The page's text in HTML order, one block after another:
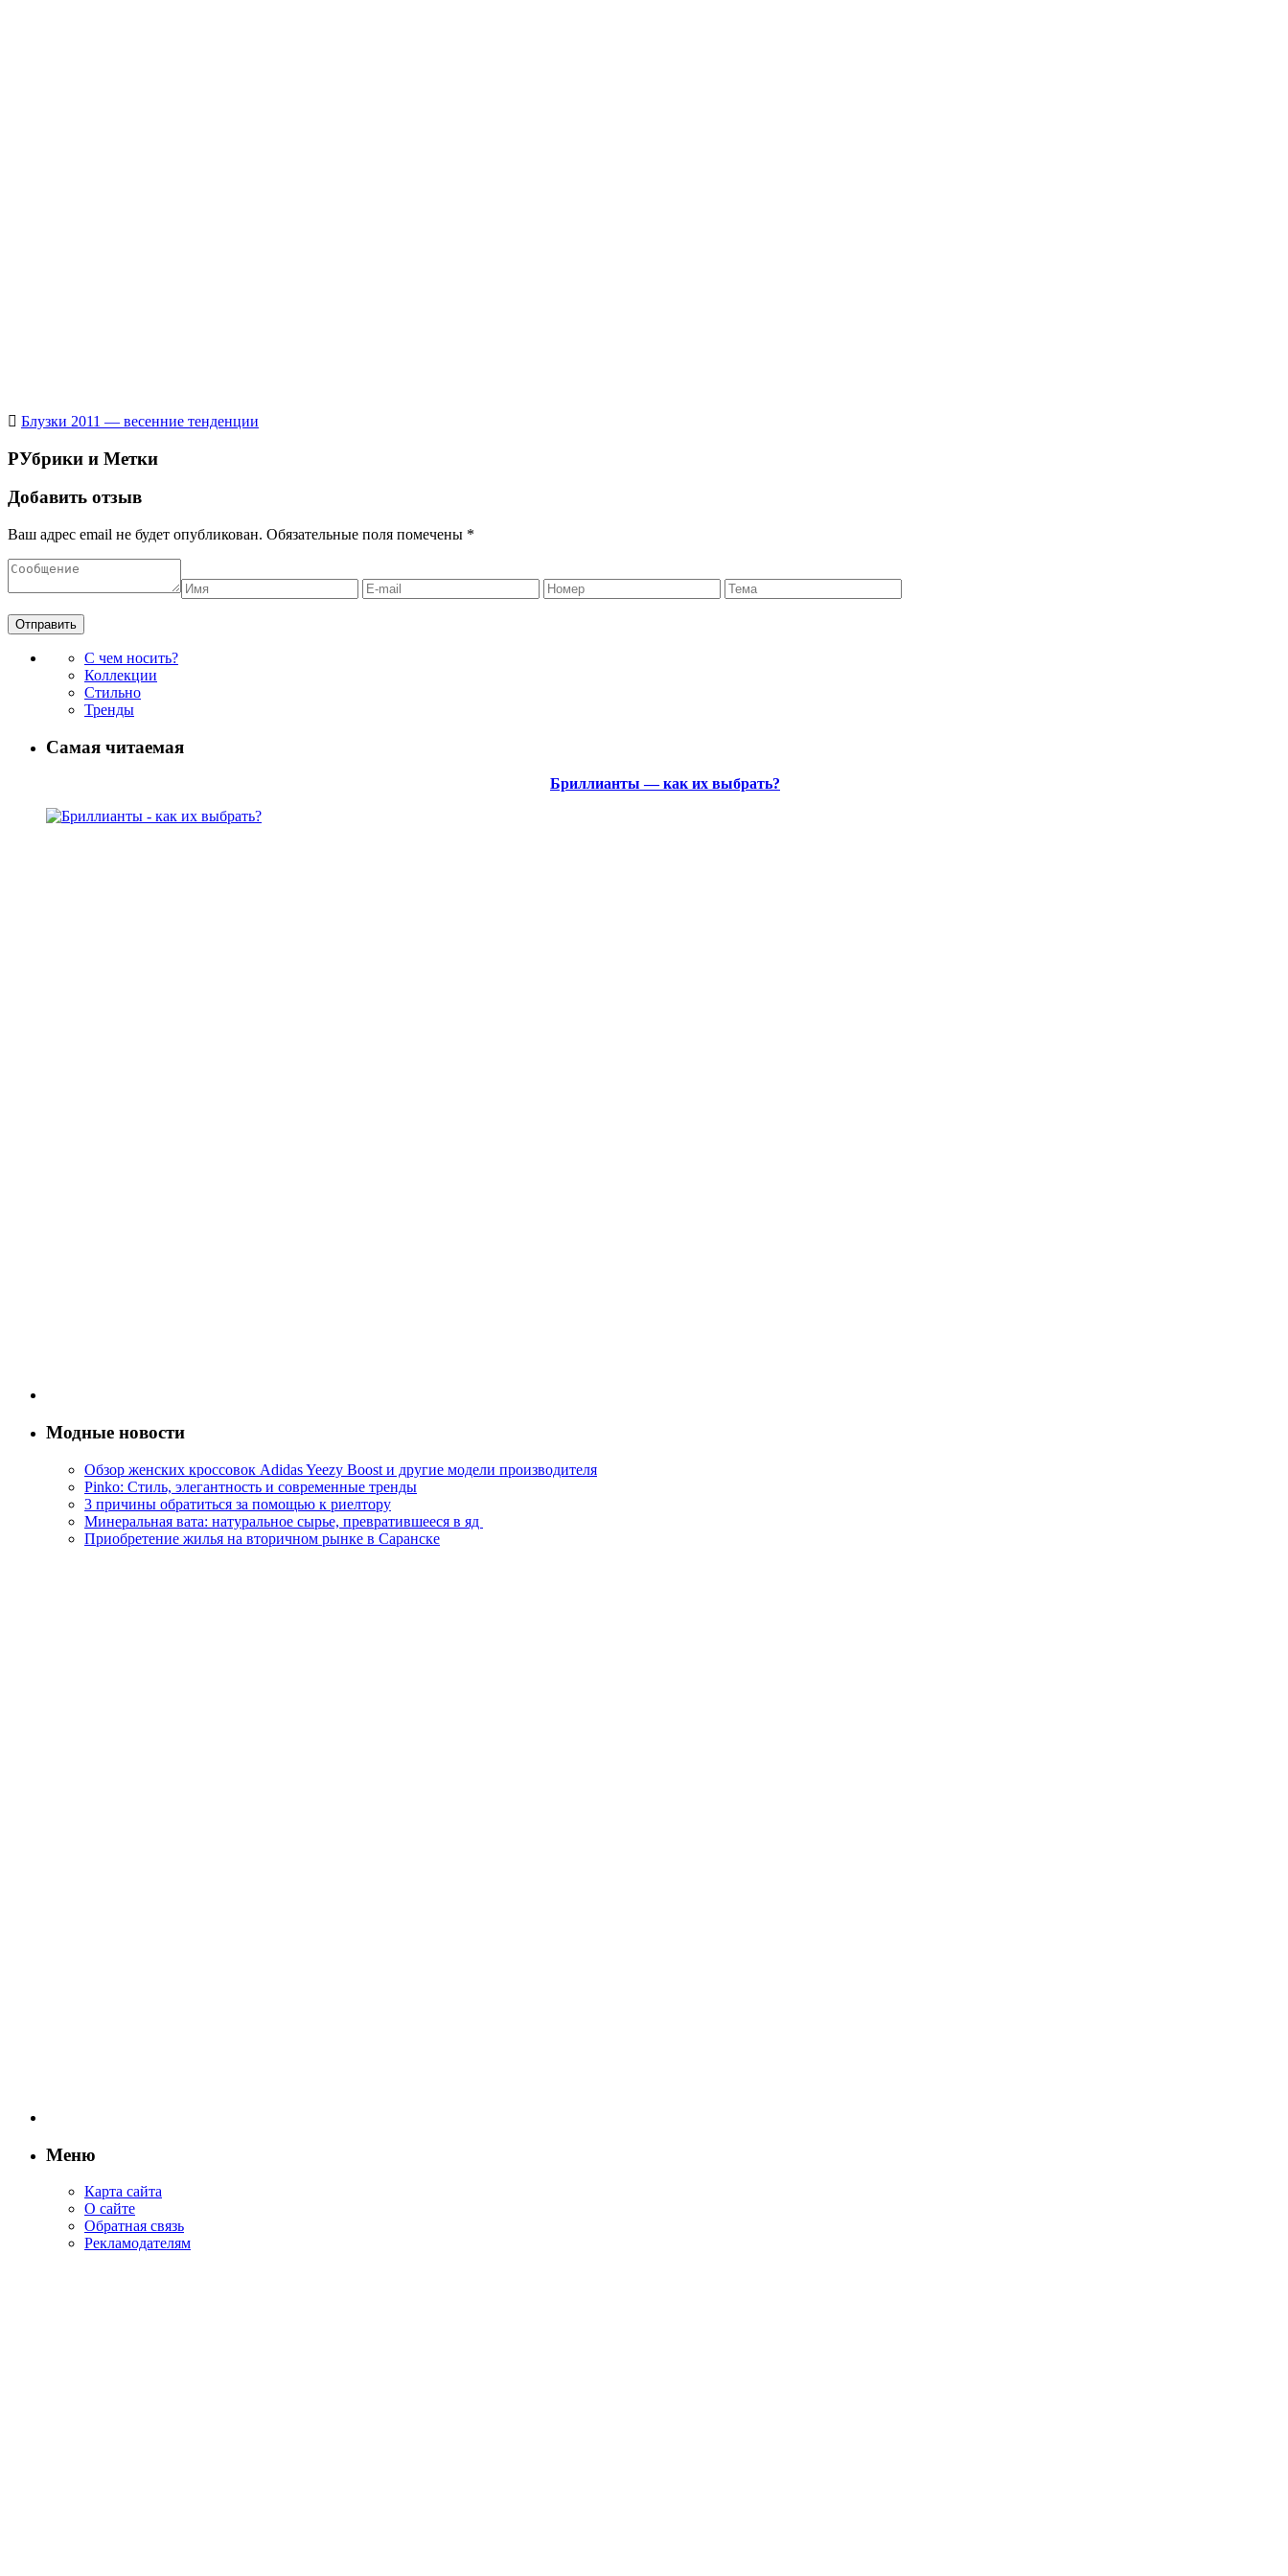
Блузки 2011 — весенние тенденции
РУбрики и Метки
Добавить отзыв
Ваш адрес email не будет опубликован. Обязательные поля помечены *
С чем носить?
Коллекции
Стильно
Тренды
Самая читаемая
Бриллианты — как их выбрать?
Модные новости
Обзор женских кроссовок Adidas Yeezy Boost и другие модели производителя
Pinko: Стиль, элегантность и современные тренды
3 причины обратиться за помощью к риелтору
Минеральная вата: натуральное сырье, превратившееся в яд
Приобретение жилья на вторичном рынке в Саранске
Меню
Карта сайта
О сайте
Обратная связь
Рекламодателям